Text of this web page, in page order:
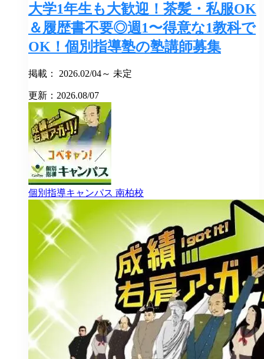
大学1年生も大歓迎！茶髪・私服OK
＆履歴書不要◎週1〜得意な1教科で
OK！個別指導塾の塾講師募集
掲載： 2026.02/04～ 未定
更新：2026.08/07
個別指導キャンパス 南柏校